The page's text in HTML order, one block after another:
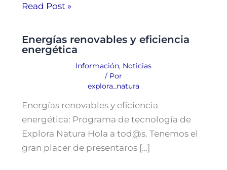
Read Post »
Energías renovables y eficiencia
energética
Información, Noticias
/ Por
explora_natura
Energías renovables y eficiencia
energética: Programa de tecnología de
Explora Natura Hola a tod@s. Tenemos el
gran placer de presentaros […]